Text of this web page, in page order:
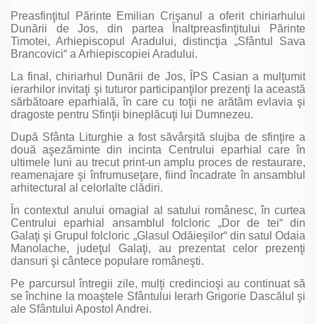
Preasfinţitul Părinte Emilian Crişanul a oferit chiriarhului
Dunării de Jos, din partea Înaltpreasfinţitului Părinte
Timotei, Arhiepiscopul Aradului, distincţia „Sfântul Sava
Brancovici“ a Arhiepiscopiei Aradului.
La final, chiriarhul Dunării de Jos, ÎPS Casian a mulţumit
ierarhilor invitaţi şi tuturor participanţilor prezenţi la această
sărbătoare eparhială, în care cu toţii ne arătăm evlavia şi
dragoste pentru Sfinţii bineplăcuţi lui Dumnezeu.
După Sfânta Liturghie a fost săvârşită slujba de sfinţire a
două aşezăminte din incinta Centrului eparhial care în
ultimele luni au trecut print-un amplu proces de restaurare,
reamenajare şi înfrumuseţare, fiind încadrate în ansamblul
arhitectural al celorlalte clădiri.
În contextul anului omagial al satului românesc, în curtea
Centrului eparhial ansamblul folcloric „Dor de tei“ din
Galaţi şi Grupul folcloric „Glasul Odăieşilor“ din satul Odaia
Manolache, judeţul Galaţi, au prezentat celor prezenţi
dansuri şi cântece populare româneşti.
Pe parcursul întregii zile, mulţi credincioşi au continuat să
se închine la moaştele Sfântului Ierarh Grigorie Dascălul şi
ale Sfântului Apostol Andrei.